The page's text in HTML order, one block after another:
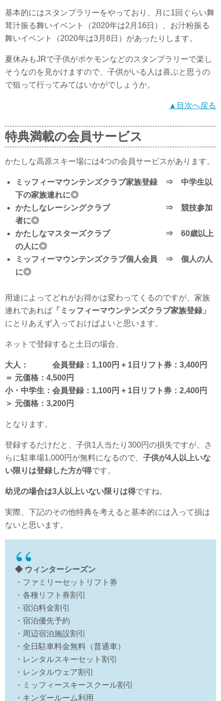
基本的にはスタンプラリーをやっており、月に1回ぐらい舞
茸汁振る舞いイベント（2020年は2月16日）、お汁粉振る
舞いイベント（2020年は3月8日）があったりします。
夏休みもJRで子供がポケモンなどのスタンプラリーで楽し
そうなのを見かけますので、子供がいる人は喜ぶと思うの
で狙って行ってみてはいかがでしょうか。
▲目次へ戻る
特典満載の会員サービス
かたしな高原スキー場には4つの会員サービスがあります。
ミッフィーマウンテンズクラブ家族登録 ⇒ 中学生以
下の家族連れに◎
かたしなレーシングクラブ ⇒ 競技参加
者に◎
かたしなマスターズクラブ ⇒ 60歳以上
の人に◎
ミッフィーマウンテンズクラブ個人会員 ⇒ 個人の人
に◎
用途によってどれがお得かは変わってくるのですが、家族
連れであれば 「ミッフィーマウンテンズクラブ家族登録」
にとりあえず入っておけばよいと思います。
ネットで登録すると土日の場合、
大人： 会員登録：1,100円 + 1日リフト券：3,400円
＝ 元価格：4,500円
小・中学生：会員登録：1,100円 + 1日リフト券：2,400円
＞ 元価格：3,200円
となります。
登録するだけだと、子供1人当たり300円の損失ですが、さ
らに駐車場1,000円が無料になるので、 子供が4人以上いな
い限りは登録した方が得です。
幼児の場合は3人以上いない限りは得ですね。
実際、下記のその他特典を考えると基本的には入って損は
ないと思います。
◆ ウィンターシーズン
・ファミリーセットリフト券
・各種リフト券割引
・宿泊料金割引
・宿泊優先予約
・周辺宿泊施設割引
・全日駐車料金無料（普通車）
・レンタルスキーセット割引
・レンタルウェア割引
・ミッフィースキースクール割引
・キンダールーム利用